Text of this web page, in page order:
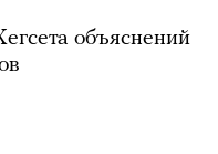
объяснений